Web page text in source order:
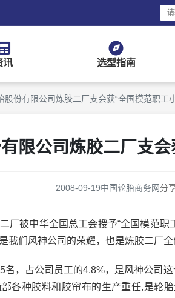
讯 选型指南
股份有限公司炼胶二厂支会获“全国模范职工
限公司炼胶二厂支
2008-09-19中国轮胎商务网分
被中华全国总工会授予“全国模范职
我们风神公司的荣耀，也是炼胶二厂全
占公司员工的4.8%，是风神公司这
各种胶料和胶帘布的生产重任,是轮